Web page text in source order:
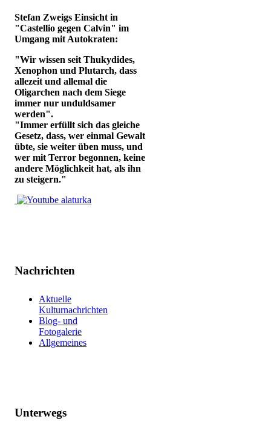
Stefan Zweigs Einsicht in
"Castellio gegen Calvin" im
Umgang mit Autokraten:
"Wir wissen seit Thukydides,
Xenophon und Plutarch, dass
allezeit und allemal die
Oligarchen nach dem Siege
immer nur unduldsamer
werden".
"Immer erfüllt sich das gleiche
Gesetz, dass, wer einmal Gewalt
übte, sie weiter üben muss, und
wer mit Terror begonnen, keine
andere Möglichkeit hat, als ihn
zu steigern."
Nachrichten
Aktuelle
Kulturnachrichten
Blog- und
Fotogalerie
Allgemeines
Unterwegs